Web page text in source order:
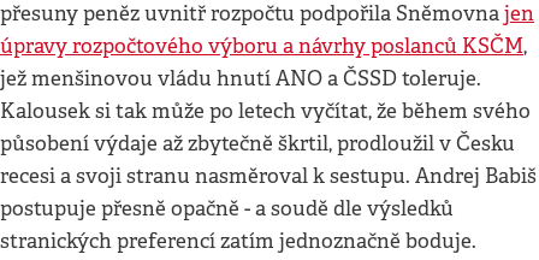
přesuny peněz uvnitř rozpočtu podpořila Sněmovnajen
úpravy rozpočtového výboru a návrhy poslanců KSČM,
jež menšinovou vládu hnutí ANO a ČSSD toleruje.
Kalousek si tak může po letech vyčítat, že během svého
působení výdaje až zbytečně škrtil, prodloužil v Česku
recesi a svoji stranu nasměroval k sestupu. Andrej Babiš
postupuje přesně opačně - a soudě dle výsledků
stranických preferencí zatím jednoznačně boduje.